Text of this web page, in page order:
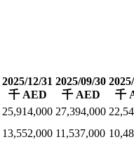
2025/12/31
千 AED
2025/09/30
千 AED
千
25,914,000 27,394,000
13,552,000 11,537,000